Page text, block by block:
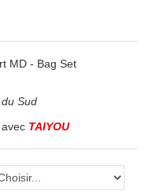
MD - Bag Set
Sud
TAIYOU